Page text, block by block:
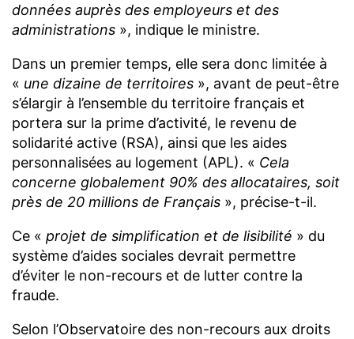
données auprès des employeurs et des
administrations », indique le ministre.
Dans un premier temps, elle sera donc limitée à
« une dizaine de territoires », avant de peut-être
s’élargir à l’ensemble du territoire français et
portera sur la prime d’activité, le revenu de
solidarité active (RSA), ainsi que les aides
personnalisées au logement (APL). « Cela
concerne globalement 90% des allocataires, soit
près de 20 millions de Français », précise-t-il.
Ce « projet de simplification et de lisibilité » du
système d’aides sociales devrait permettre
d’éviter le non-recours et de lutter contre la
fraude.
Selon l’Observatoire des non-recours aux droits